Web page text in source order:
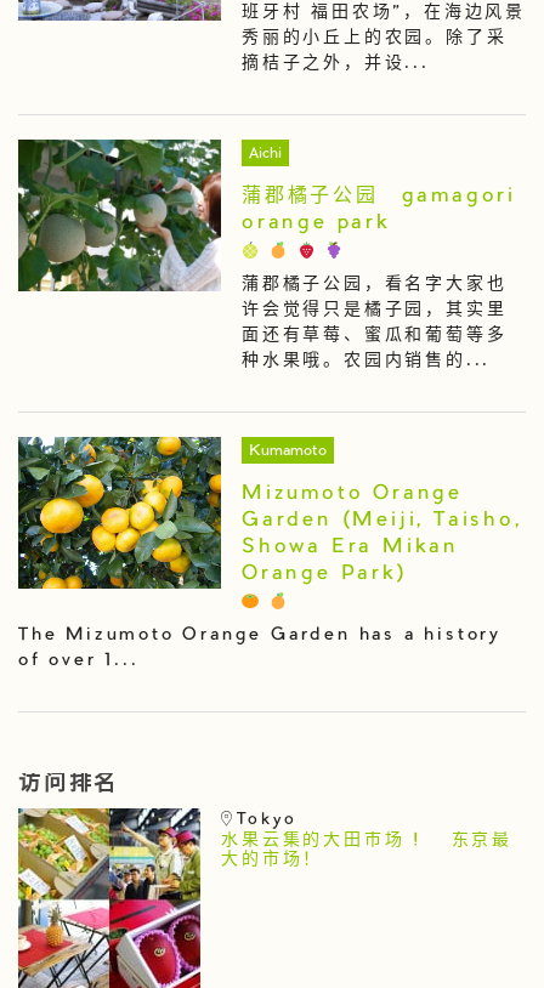
班牙村 福田农场”，在海边风景
秀丽的小丘上的农园。除了采
摘桔子之外，并设...
Aichi
蒲郡橘子公园 gamagori
orange park
蒲郡橘子公园，看名字大家也
许会觉得只是橘子园，其实里
面还有草莓、蜜瓜和葡萄等多
种水果哦。农园内销售的...
Kumamoto
Mizumoto Orange
Garden (Meiji, Taisho,
Showa Era Mikan
Orange Park)
The Mizumoto Orange Garden has a history
of over 1...
访问排名
Tokyo
水果云集的大田市场 ! 东京最
大的市场！